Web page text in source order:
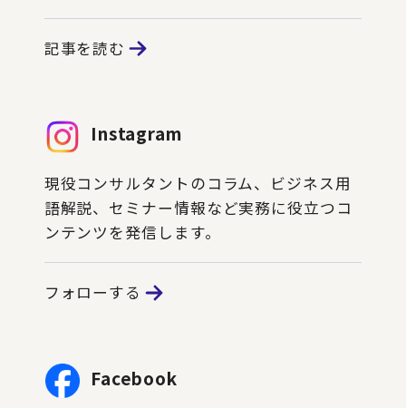
記事を読む
Instagram
現役コンサルタントのコラム、ビジネス用
語解説、セミナー情報など実務に役立つコ
ンテンツを発信します。
フォローする
Facebook